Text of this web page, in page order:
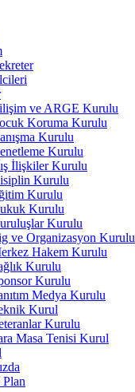
ve ARGE Kurulu
Koruma Kurulu
Kurulu
Kurulu
İlişkiler Kurulu
Kurulu
Kurulu
Kurulu
Kurulu
ve Organizasyon Kurulu
Hakem Kurulu
Kurulu
Kurulu
Medya Kurulu
Kurul
Kurulu
Masa Tenisi Kurul
Plan